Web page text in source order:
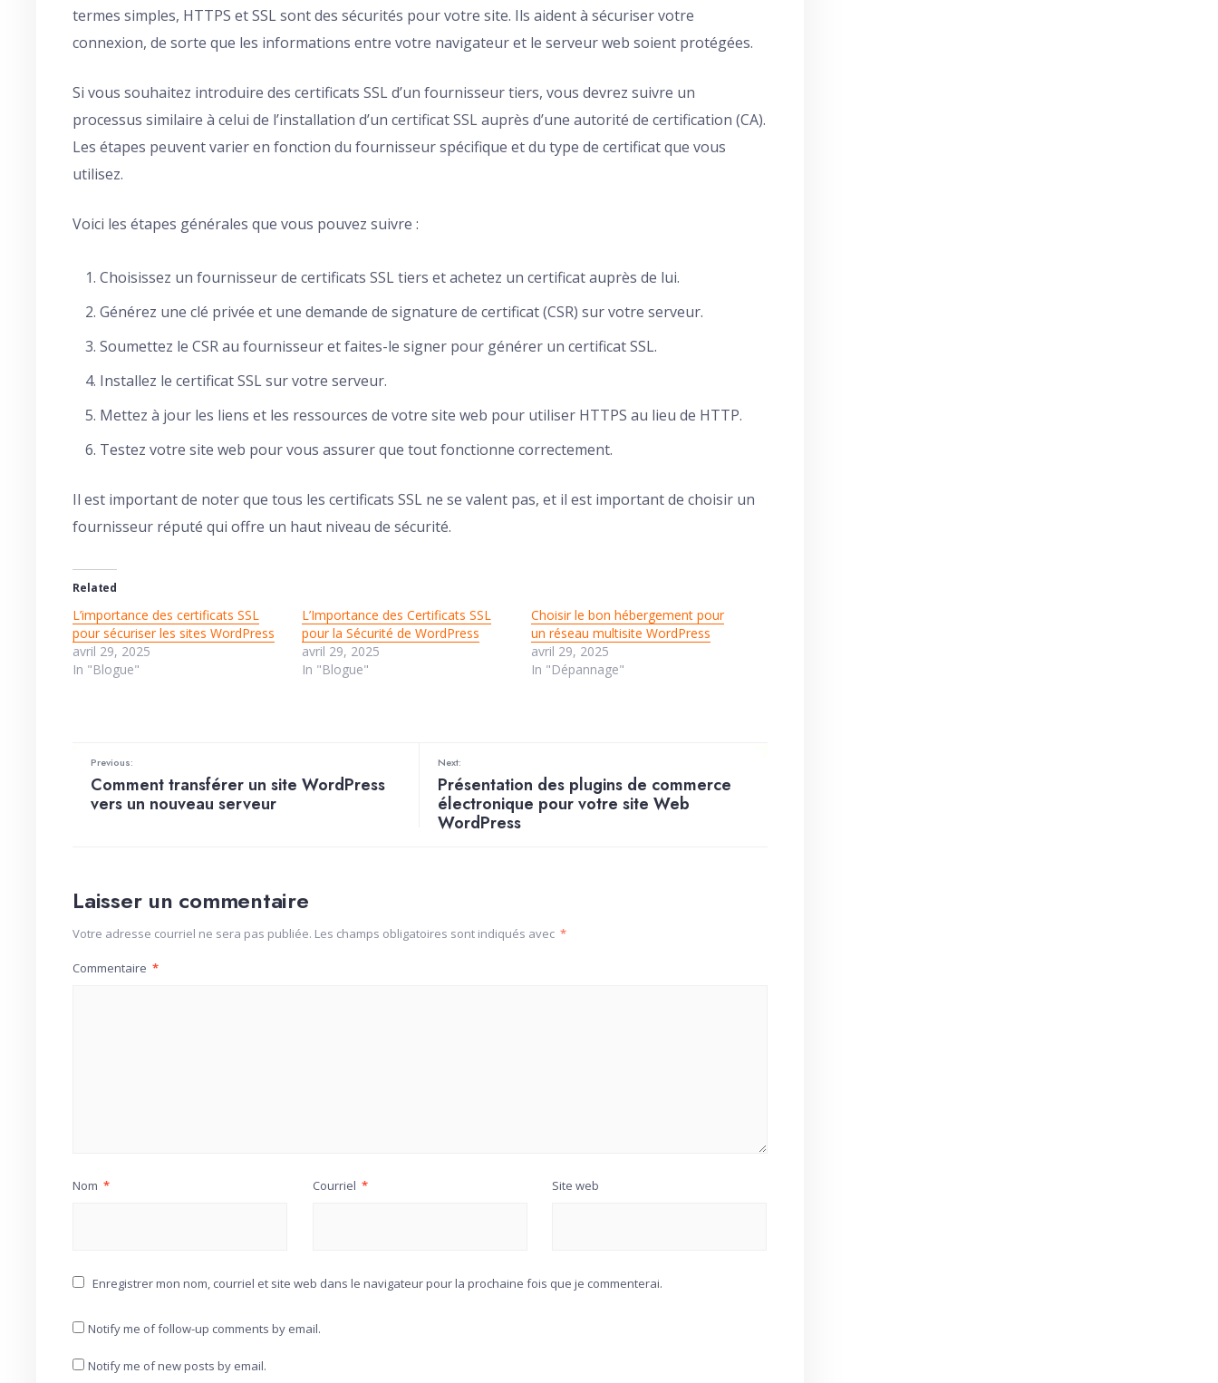
termes simples, HTTPS et SSL sont des sécurités pour votre site. Ils aident à sécuriser votre
connexion, de sorte que les informations entre votre navigateur et le serveur web soient protégées.
Si vous souhaitez introduire des certificats SSL d’un fournisseur tiers, vous devrez suivre un
processus similaire à celui de l’installation d’un certificat SSL auprès d’une autorité de certification (CA).
Les étapes peuvent varier en fonction du fournisseur spécifique et du type de certificat que vous
utilisez.
Voici les étapes générales que vous pouvez suivre :
Choisissez un fournisseur de certificats SSL tiers et achetez un certificat auprès de lui.
Générez une clé privée et une demande de signature de certificat (CSR) sur votre serveur.
Soumettez le CSR au fournisseur et faites-le signer pour générer un certificat SSL.
Installez le certificat SSL sur votre serveur.
Mettez à jour les liens et les ressources de votre site web pour utiliser HTTPS au lieu de HTTP.
Testez votre site web pour vous assurer que tout fonctionne correctement.
Il est important de noter que tous les certificats SSL ne se valent pas, et il est important de choisir un
fournisseur réputé qui offre un haut niveau de sécurité.
Related
L’importance des certificats SSL
pour sécuriser les sites WordPress
avril 29, 2025
In "Blogue"
L’Importance des Certificats SSL
pour la Sécurité de WordPress
avril 29, 2025
In "Blogue"
Choisir le bon hébergement pour
un réseau multisite WordPress
avril 29, 2025
In "Dépannage"
Previous:
Comment transférer un site WordPress
vers un nouveau serveur
Next:
Présentation des plugins de commerce
électronique pour votre site Web
WordPress
Laisser un commentaire
Votre adresse courriel ne sera pas publiée. Les champs obligatoires sont indiqués avec *
Commentaire *
Nom * Courriel * Site web
Enregistrer mon nom, courriel et site web dans le navigateur pour la prochaine fois que je commenterai.
Notify me of follow-up comments by email.
Notify me of new posts by email.